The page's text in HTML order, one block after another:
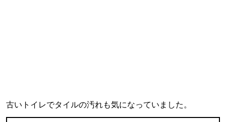
古いトイレでタイルの汚れも気になっていました。